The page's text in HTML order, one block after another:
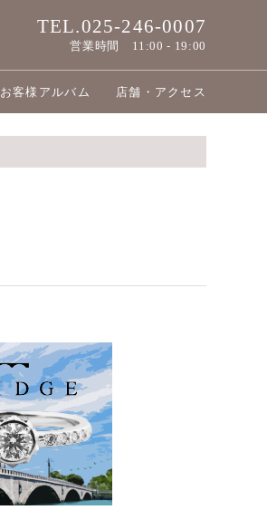
TEL.025-246-0007
営業時間 11:00 - 19:00
お客様アルバム 店舗・アクセス